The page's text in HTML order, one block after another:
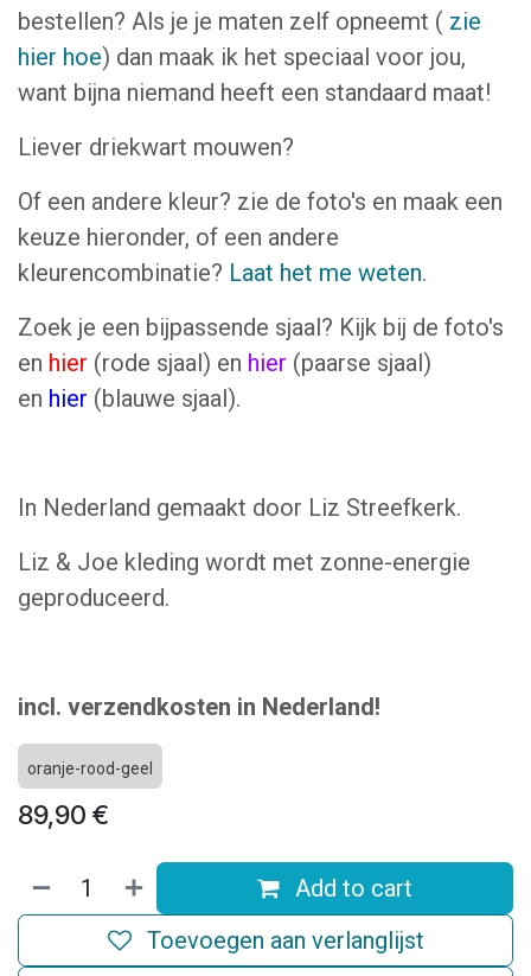
bestellen? Als je je maten zelf opneemt ( zie
hier hoe) dan maak ik het speciaal voor jou,
want bijna niemand heeft een standaard maat!
Liever driekwart mouwen?
Of een andere kleur? zie de foto's en maak een
keuze hieronder, of een andere
kleurencombinatie? Laat het me weten.
Zoek je een bijpassende sjaal? Kijk bij de foto's
en hier (rode sjaal) en hier (paarse sjaal)
en hier (blauwe sjaal).
In Nederland gemaakt door Liz Streefkerk.
Liz & Joe kleding wordt met zonne-energie
geproduceerd.
incl. verzendkosten in Nederland!
oranje-rood-geel
89,90 €
Add to cart
Toevoegen aan verlanglijst